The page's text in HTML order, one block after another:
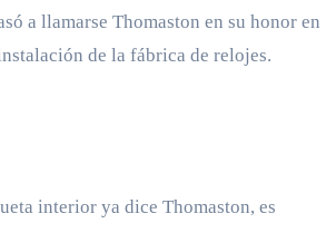
a llamarse Thomaston en su honor en
de la fábrica de relojes.
interior ya dice Thomaston, es